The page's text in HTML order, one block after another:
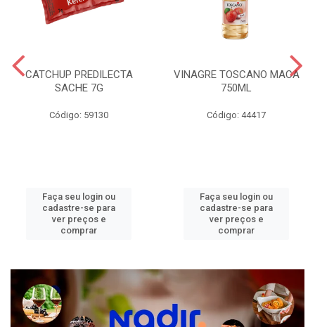
CATCHUP PREDILECTA
SACHE 7G
Código: 59130
Faça seu login ou
cadastre-se para
ver preços e
comprar
VINAGRE TOSCANO MACA
750ML
Código: 44417
Faça seu login ou
cadastre-se para
ver preços e
comprar